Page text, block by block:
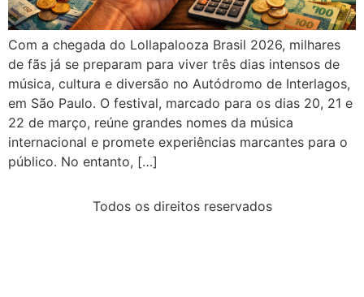
Com a chegada do Lollapalooza Brasil 2026, milhares
de fãs já se preparam para viver três dias intensos de
música, cultura e diversão no Autódromo de Interlagos,
em São Paulo. O festival, marcado para os dias 20, 21 e
22 de março, reúne grandes nomes da música
internacional e promete experiências marcantes para o
público. No entanto, […]
Todos os direitos reservados